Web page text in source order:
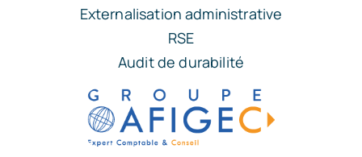
Externalisation administrative
RSE
Audit de durabilité